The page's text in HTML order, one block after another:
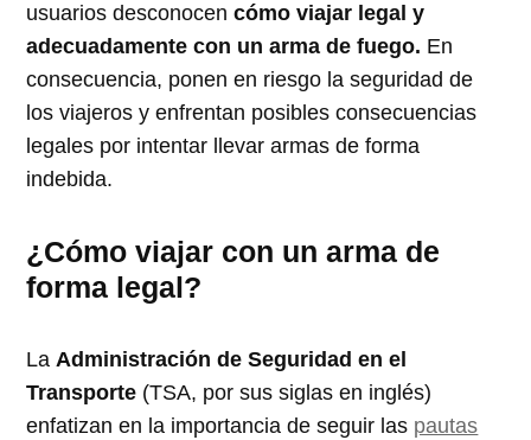
usuarios desconocencómo viajar legal y
adecuadamente con un arma de fuego. En
consecuencia, ponen en riesgo la seguridad de
los viajeros y enfrentan posibles consecuencias
legales por intentar llevar armas de forma
indebida.
¿Cómo viajar con un arma de
forma legal?
LaAdministración de Seguridad en el
Transporte (TSA, por sus siglas en inglés)
enfatizan en la importancia de seguir las pautas